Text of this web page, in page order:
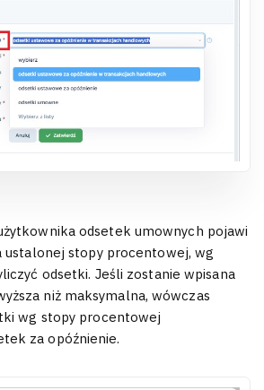
odsetek umownych pojawi
ustalonej stopy procentowej, wg
odsetki. Jeśli zostanie wpisana
niż maksymalna, wówczas
wg stopy procentowej
za opóźnienie.